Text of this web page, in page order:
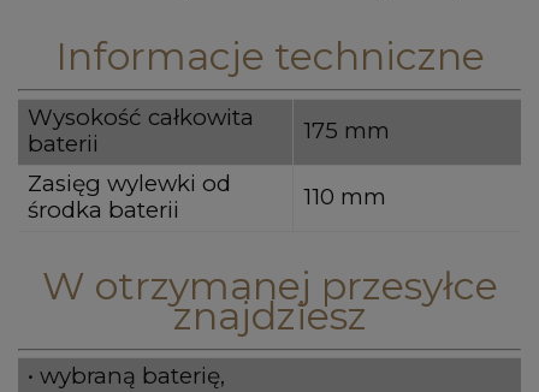
Informacje techniczne
Wysokość całkowita
baterii
175 mm
Zasięg wylewki od
środka baterii
110 mm
W otrzymanej przesyłce
znajdziesz
• wybraną baterię,